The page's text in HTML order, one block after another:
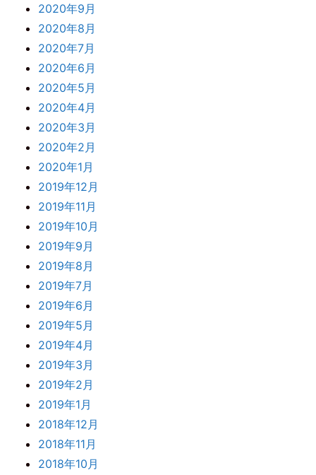
2020年9月
2020年8月
2020年7月
2020年6月
2020年5月
2020年4月
2020年3月
2020年2月
2020年1月
2019年12月
2019年11月
2019年10月
2019年9月
2019年8月
2019年7月
2019年6月
2019年5月
2019年4月
2019年3月
2019年2月
2019年1月
2018年12月
2018年11月
2018年10月